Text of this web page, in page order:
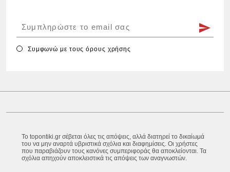
Συμφωνώ με τουςόρους χρήσης
Το topontiki.gr σέβεται όλες τις απόψεις, αλλά διατηρεί το δικαίωμά
του να μην αναρτά υβριστικά σχόλια και διαφημίσεις. Οι χρήστες
που παραβιάζουν τους κανόνες συμπεριφοράς θα αποκλείονται. Τα
σχόλια απηχούν αποκλειστικά τις απόψεις των αναγνωστών.